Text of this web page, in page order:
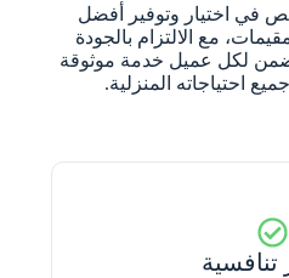
في اختيار وتوفير أفضل
مع الالتزام بالجودة
لكل عميل خدمة موثوقة
احتياجاته المنزلية.
تنافسية